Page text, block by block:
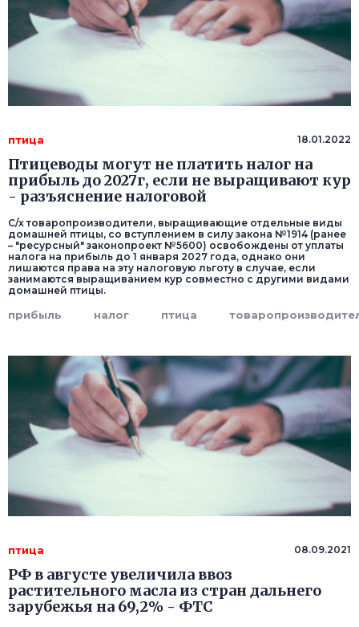
птица 18.01.2022
Птицеводы могут не платить налог на
прибыль до 2027г, если не выращивают кур
- разъяснение налоговой
С/х товаропроизводители, выращивающие отдельные виды
домашней птицы, со вступлением в силу закона №1914 (ранее
– "ресурсный" законопроект №5600) освобождены от уплаты
налога на прибыль до 1 января 2027 года, однако они
лишаются права на эту налоговую льготу в случае, если
занимаются выращиванием кур совместно с другими видами
домашней птицы.
прибыль налог птица
птица 08.09.2021
РФ в августе увеличила ввоз
растительного масла из стран дальнего
зарубежья на 69,2% - ФТС